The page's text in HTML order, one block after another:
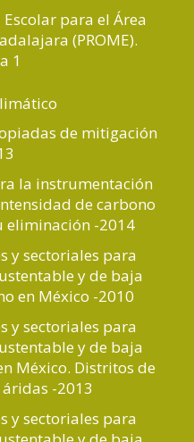
para el Área
(PROME).
1
de mitigación
la instrumentación
de carbono
eliminación -2014
y sectoriales para
y de baja
en México -2010
y sectoriales para
y de baja
México. Distritos de
áridas -2013
y sectoriales para